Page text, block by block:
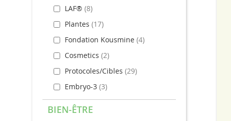
LAF® 8
Plantes 17
Fondation Kousmine 4
Cosmetics 2
Protocoles/Cibles 29
Embryo-3 3
BIEN-ÊTRE